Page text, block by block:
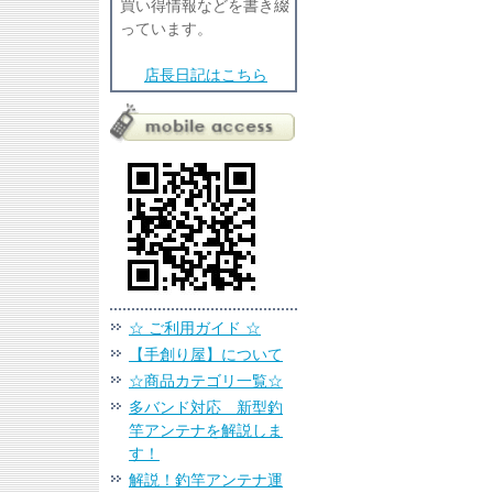
買い得情報などを書き綴
っています。
店長日記はこちら
☆ ご利用ガイド ☆
【手創り屋】について
☆商品カテゴリ一覧☆
多バンド対応 新型釣
竿アンテナを解説しま
す！
解説！釣竿アンテナ運